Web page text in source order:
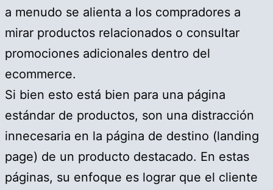
a menudo se alienta a los compradores a
mirar productos relacionados o consultar
promociones adicionales dentro del
ecommerce.
Si bien esto está bien para una página
estándar de productos, son una distracción
innecesaria en la página de destino (landing
page) de un producto destacado. En estas
páginas, su enfoque es lograr que el cliente